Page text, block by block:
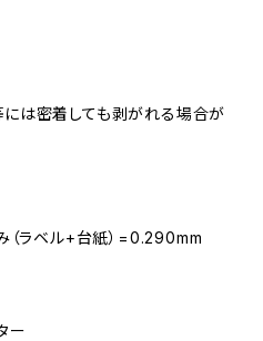
には密着しても剥がれる場合が
ラベル+台紙）=0.290mm
ー